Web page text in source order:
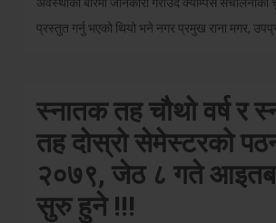
प्रस्तुत गर्नु भएको थियो भने नगर प्रमुख राना मगर,
स्नातक तह चौथो वर्ष र
तह दोस्रो सेमेस्टरको
२०७९, जेठ ८ गते
सुरु हुने !!!